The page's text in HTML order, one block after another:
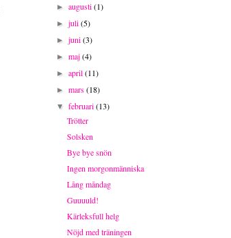
►augusti(1)
►juli(5)
►juni(3)
►maj(4)
►april(11)
►mars(18)
▼februari(13)
Trötter
Solsken
Bye bye snön
Ingen morgonmänniska
Lång måndag
Guuuuld!
Kärleksfull helg
Nöjd med träningen